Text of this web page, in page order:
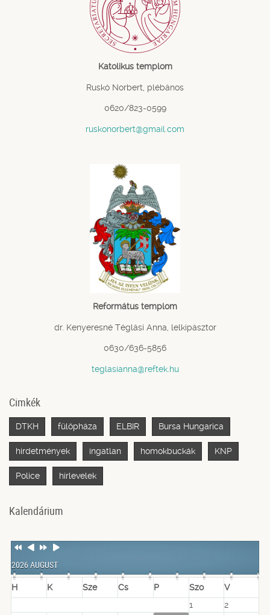
Katolikus templom
Ruskó Norbert, plébános
0620/823-0599
ruskonorbert@gmail.com
Református templom
dr. Kenyeresné Téglási Anna, lelkipásztor
0630/636-5856
teglasianna@reftek.hu
Cimkék
DTKH fülöpháza ELBIR Bursa Hungarica
hirdetmények ingatlan homokbuckák KNP
Police hírlevelek
Kalendárium
Previous
Previous
NextNext
2026 AUGUST
H K Sze Cs P Szo
V
1
2